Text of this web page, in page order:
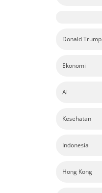
Donald Trump
Ekonomi
Ai
Kesehatan
Indonesia
Hong Kong